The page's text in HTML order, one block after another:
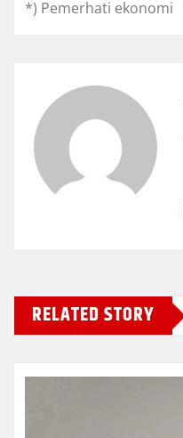
*) Pemerhati ekonomi
RELATED STORY